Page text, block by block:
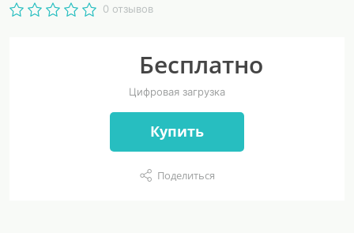
0 отзывов
Бесплатно
Цифровая загрузка
Купить
Поделиться